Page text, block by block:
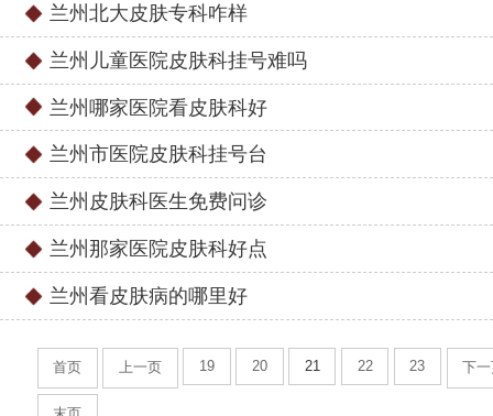
兰州北大皮肤专科咋样
兰州儿童医院皮肤科挂号难吗
兰州哪家医院看皮肤科好
兰州市医院皮肤科挂号台
兰州皮肤科医生免费问诊
兰州那家医院皮肤科好点
兰州看皮肤病的哪里好
首页 上一页 19 20 21 22 23 下